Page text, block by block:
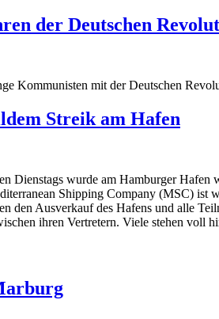
der Deutschen
Kommunisten mit der Deutschen
Streik am Hafen
Dienstags wurde am Hamburger
Shipping Company (MSC)
den Ausverkauf des Hafens und alle
ihren Vertretern. Viele stehen voll